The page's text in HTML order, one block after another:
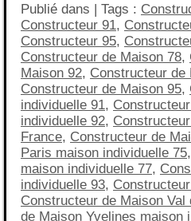
Publié dans | Tags :
Constructeur 91,
Constructeur 95,
Constructeur de Maison 78,
Maison 92, Constructeur de
Constructeur de Maison 95,
individuelle 91,
individuelle 92,
France, Constructeur de
Paris maison individuelle 75,
maison individuelle 77,
individuelle 93,
Constructeur de Maison
de Maison Yvelines maison